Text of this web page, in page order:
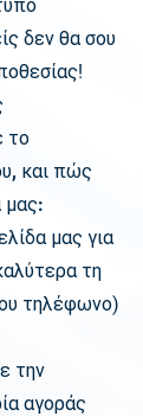
δεν θα σου
!
το
και πώς
μας:
μας για
τη
τηλέφωνο)
την
αγοράς